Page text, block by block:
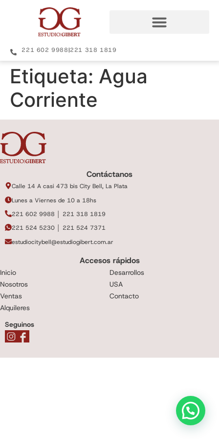
221 602 9988|221 318 1819
Etiqueta: Agua
Corriente
Contáctanos
Calle 14 A casi 473 bis City Bell, La Plata
Lunes a Viernes de 10 a 18hs
221 602 9988 │ 221 318 1819
221 524 5230 │ 221 524 7371
estudiocitybell@estudiogibert.com.ar
Accesos rápidos
Inicio
Nosotros
Ventas
Alquileres
Desarrollos
USA
Contacto
Seguinos